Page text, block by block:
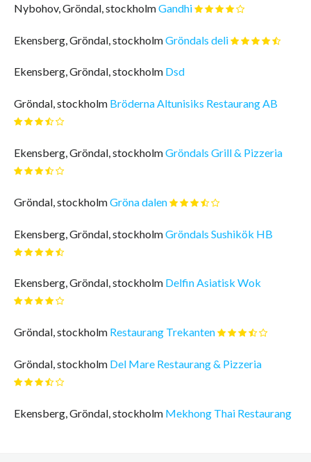
Nybohov, Gröndal, stockholmGandhi
Ekensberg, Gröndal, stockholmGröndals deli
Ekensberg, Gröndal, stockholm Dsd
Gröndal, stockholm Bröderna Altunisiks Restaurang AB
Ekensberg, Gröndal, stockholmGröndals Grill & Pizzeria
Gröndal, stockholmGröna dalen
Ekensberg, Gröndal, stockholmGröndals Sushikök HB
Ekensberg, Gröndal, stockholm Delfin Asiatisk Wok
Gröndal, stockholm Restaurang Trekanten
Gröndal, stockholm Del Mare Restaurang & Pizzeria
Ekensberg, Gröndal, stockholm Mekhong Thai Restaurang